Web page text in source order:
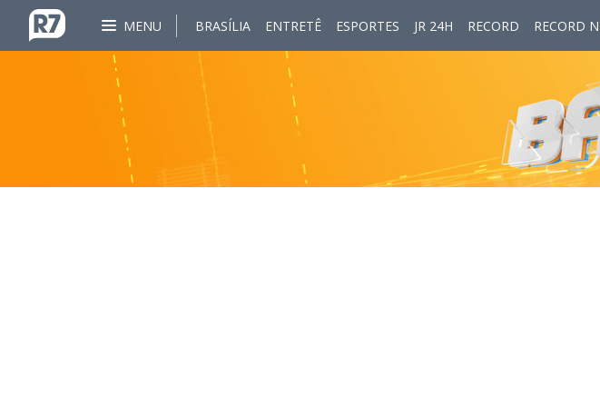
MENU BRASÍLIA ENTRETÊ ESPORTES JR 24H RECORD RECORD